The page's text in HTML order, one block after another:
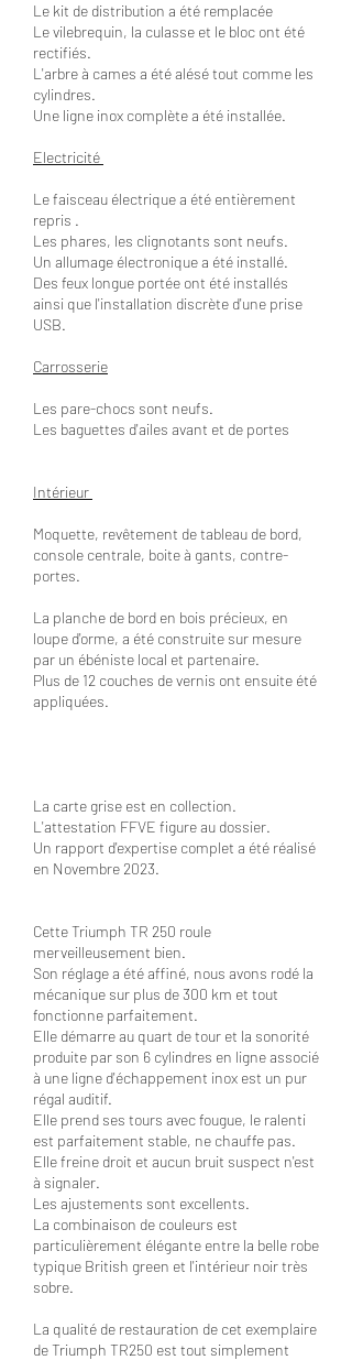
Le kit de distribution a été remplacée
Le vilebrequin, la culasse et le bloc ont été
rectifiés.
L'arbre à cames a été alésé tout comme les
cylindres.
Une ligne inox complète a été installée.
Electricité
Le faisceau électrique a été entièrement
repris .
Les phares, les clignotants sont neufs.
Un allumage électronique a été installé.
Des feux longue portée ont été installés
ainsi que l'installation discrète d'une prise
USB.
Carrosserie
Les pare-chocs sont neufs.
Les baguettes d'ailes avant et de portes
Intérieur
Moquette, revêtement de tableau de bord,
console centrale, boite à gants, contre-
portes.
La planche de bord en bois précieux, en
loupe d'orme, a été construite sur mesure
par un ébéniste local et partenaire.
Plus de 12 couches de vernis ont ensuite été
appliquées.
La carte grise est en collection.
L'attestation FFVE figure au dossier.
Un rapport d'expertise complet a été réalisé
en Novembre 2023.
Cette Triumph TR 250 roule
merveilleusement bien.
Son réglage a été affiné, nous avons rodé la
mécanique sur plus de 300 km et tout
fonctionne parfaitement.
Elle démarre au quart de tour et la sonorité
produite par son 6 cylindres en ligne associé
à une ligne d'échappement inox est un pur
régal auditif.
Elle prend ses tours avec fougue, le ralenti
est parfaitement stable, ne chauffe pas.
Elle freine droit et aucun bruit suspect n'est
à signaler.
Les ajustements sont excellents.
La combinaison de couleurs est
particulièrement élégante entre la belle robe
typique British green et l'intérieur noir très
sobre.
La qualité de restauration de cet exemplaire
de Triumph TR250 est tout simplement